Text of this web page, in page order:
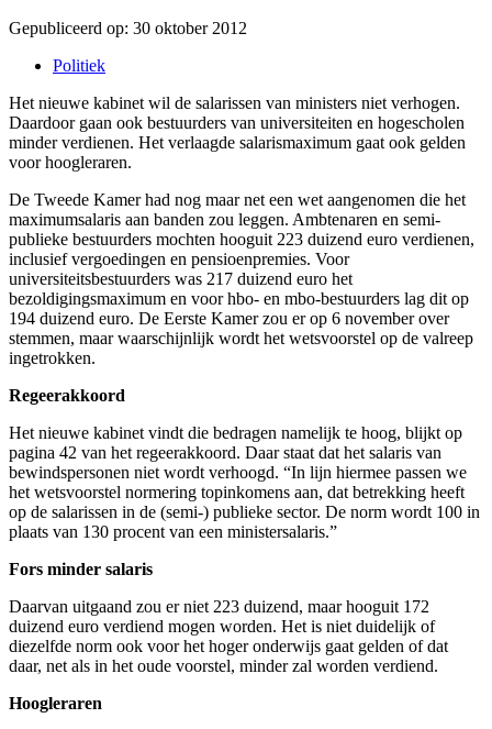
Gepubliceerd op: 30 oktober 2012
Politiek
Het nieuwe kabinet wil de salarissen van ministers niet verhogen.
Daardoor gaan ook bestuurders van universiteiten en hogescholen
minder verdienen. Het verlaagde salarismaximum gaat ook gelden
voor hoogleraren.
De Tweede Kamer had nog maar net een wet aangenomen die het
maximumsalaris aan banden zou leggen. Ambtenaren en semi-
publieke bestuurders mochten hooguit 223 duizend euro verdienen,
inclusief vergoedingen en pensioenpremies. Voor
universiteitsbestuurders was 217 duizend euro het
bezoldigingsmaximum en voor hbo- en mbo-bestuurders lag dit op
194 duizend euro. De Eerste Kamer zou er op 6 november over
stemmen, maar waarschijnlijk wordt het wetsvoorstel op de valreep
ingetrokken.
Regeerakkoord
Het nieuwe kabinet vindt die bedragen namelijk te hoog, blijkt op
pagina 42 van het regeerakkoord. Daar staat dat het salaris van
bewindspersonen niet wordt verhoogd. “In lijn hiermee passen we
het wetsvoorstel normering topinkomens aan, dat betrekking heeft
op de salarissen in de (semi-) publieke sector. De norm wordt 100 in
plaats van 130 procent van een ministersalaris.”
Fors minder salaris
Daarvan uitgaand zou er niet 223 duizend, maar hooguit 172
duizend euro verdiend mogen worden. Het is niet duidelijk of
diezelfde norm ook voor het hoger onderwijs gaat gelden of dat
daar, net als in het oude voorstel, minder zal worden verdiend.
Hoogleraren